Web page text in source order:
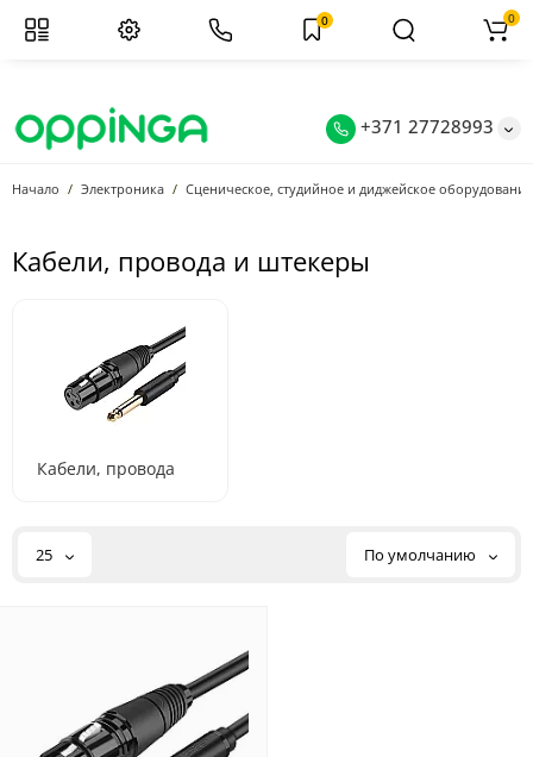
+371 27728993
0 0
Начало Электроника Сценическое, студийное и диджейское оборудование
Кабели, провода и штекеры
Кабели, провода
25 По умолчанию